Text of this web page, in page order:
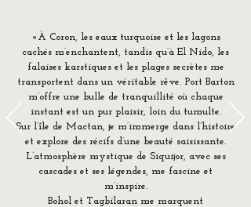
«À Coron, les eaux turquoise et les lagons
cachés m’enchantent, tandis qu’à El Nido, les
falaises karstiques et les plages secrètes me
transportent dans un véritable rêve. Port Barton
m’offre une bulle de tranquillité où chaque
instant est un pur plaisir, loin du tumulte.
Sur l’île de Mactan, je m’immerge dans l’histoire
et explore des récifs d’une beauté saisissante.
L’atmosphère mystique de Siquijor, avec ses
cascades et ses légendes, me fascine et
m’inspire.
Bohol et Tagbilaran me marquent